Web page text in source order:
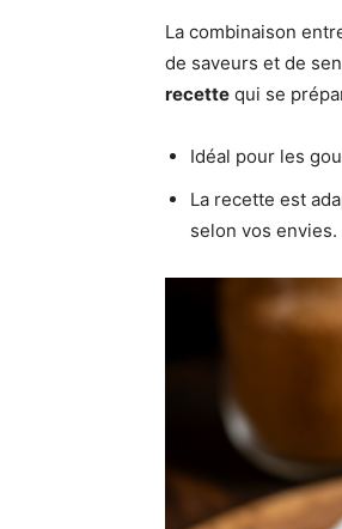
La combinaison
de saveurs et de
recette qui se
Idéal pour les
La recette est
selon vos envies.